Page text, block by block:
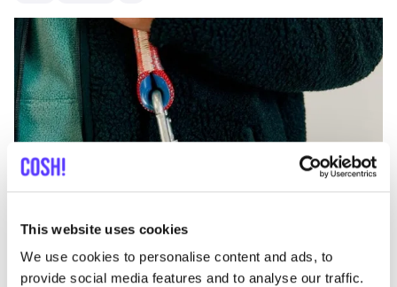
This website uses cookies
We use cookies to personalise content and ads, to
provide social media features and to analyse our traffic.